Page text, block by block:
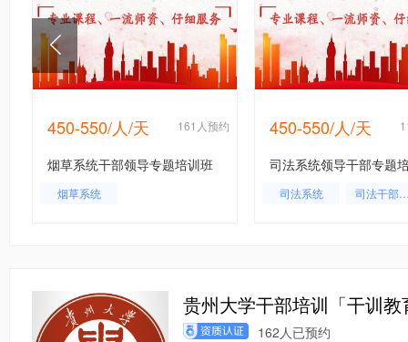
450-550/人/天 161人预约
烟草系统干部领导专题培训班
烟草系统
450-550/人/天
司法系统领导干部专题
司法系统
司法干
贵州大学干部培训「干训教
162人已预约